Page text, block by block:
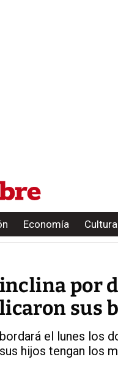
Economía Cultura
inclina por
sus
el lunes los
hijos tengan los